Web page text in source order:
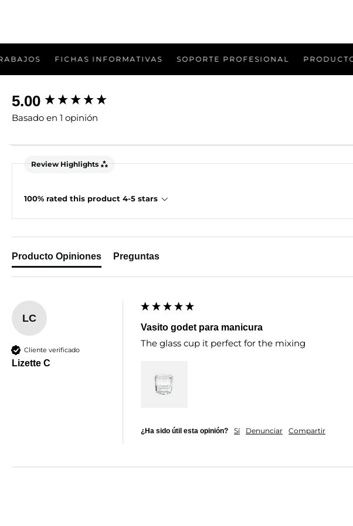
FICHAS INFORMATIVAS SOPORTE PROFESIONAL PRODUCTOS
5.00
Basado en 1 opinión
Review Highlights
100% rated this product 4-5 stars
Producto Opiniones Preguntas
LC
Cliente verificado
Lizette C
Vasito godet para manicura
The glass cup it perfect for the mixing
¿Ha sido útil esta opinión? Sí Denunciar Compartir
New content loaded